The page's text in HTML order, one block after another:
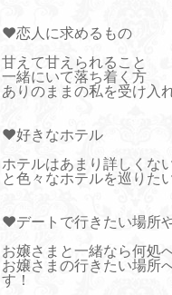
♥恋人に求めるもの
甘えて甘えられること
一緒にいて落ち着く方
ありのままの私を受け入
♥好きなホテル
ホテルはあまり詳しくな
と色々なホテルを巡りた
♥デートで行きたい場所
お嬢さまと一緒なら何処
お嬢さまの行きたい場所
す！